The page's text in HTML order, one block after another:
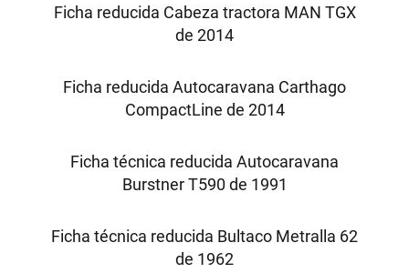
Ficha reducida Cabeza tractora MAN TGX
de 2014
Ficha reducida Autocaravana Carthago
CompactLine de 2014
Ficha técnica reducida Autocaravana
Burstner T590 de 1991
Ficha técnica reducida Bultaco Metralla 62
de 1962